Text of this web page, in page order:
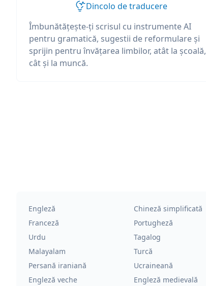
Dincolo de traducere
Îmbunătățește-ți scrisul cu instrumente AI
pentru gramatică, sugestii de reformulare și
sprijin pentru învățarea limbilor, atât la școală,
cât și la muncă.
Engleză Chineză simplificată
Franceză
Portugheză
Urdu
Tagalog
Malayalam
Turcă
Persană iraniană
Ucraineană
Engleză veche
Engleză medievală